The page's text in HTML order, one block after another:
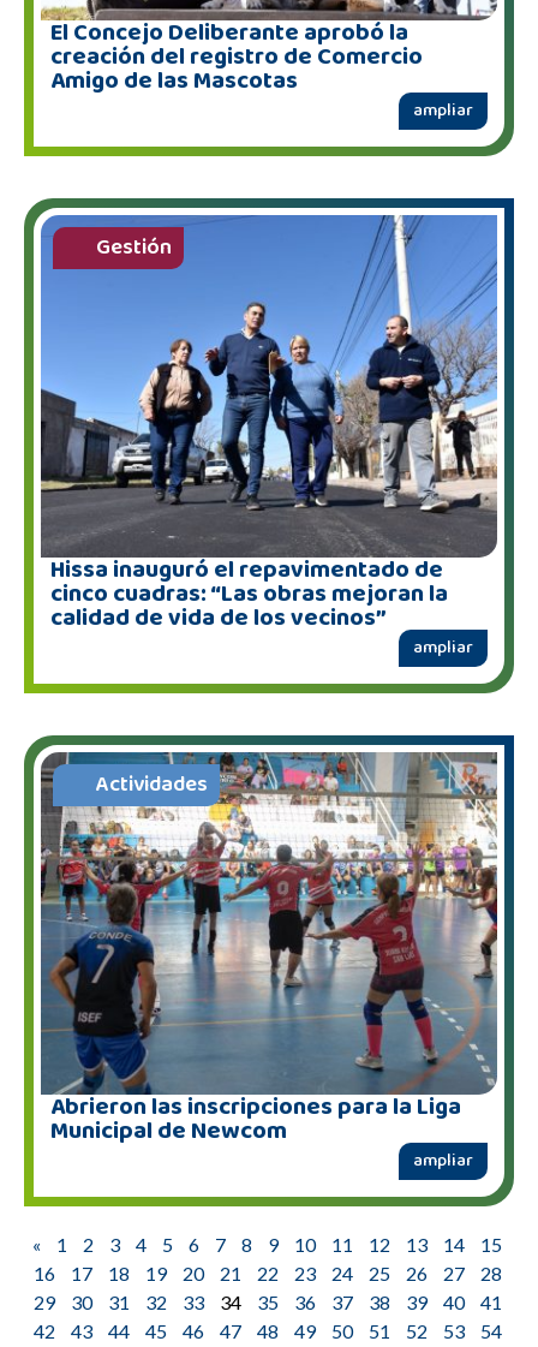
El Concejo Deliberante aprobó la
creación del registro de Comercio
Amigo de las Mascotas
ampliar
Gestión
Hissa inauguró el repavimentado de
cinco cuadras: “Las obras mejoran la
calidad de vida de los vecinos”
ampliar
Actividades
Abrieron las inscripciones para la Liga
Municipal de Newcom
ampliar
« 1 2 3 4 5 6 7 8 9 10 11 12 13 14
15
16
17 18 19 20 21 22 23 24 25 26 27
28
29
30 31 32 33 34 35 36 37 38 39 40
41
42
43 44 45 46 47 48 49 50 51 52 53 54